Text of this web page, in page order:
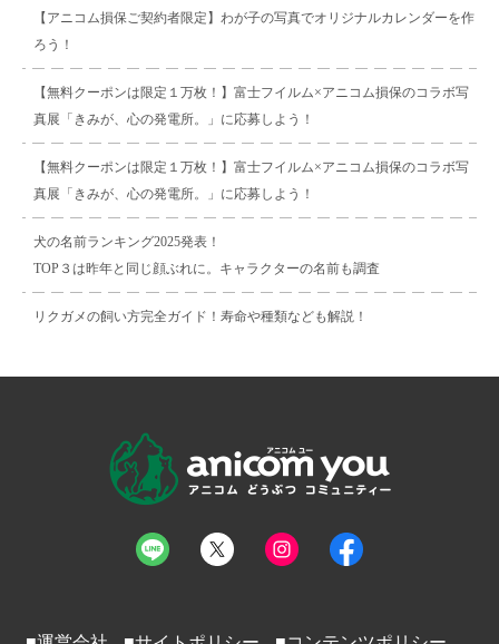
【アニコム損保ご契約者限定】わが子の写真でオリジナルカレンダーを作
ろう！
【無料クーポンは限定１万枚！】富士フイルム×アニコム損保のコラボ写
真展「きみが、心の発電所。」に応募しよう！
【無料クーポンは限定１万枚！】富士フイルム×アニコム損保のコラボ写
真展「きみが、心の発電所。」に応募しよう！
犬の名前ランキング2025発表！
TOP３は昨年と同じ顔ぶれに。キャラクターの名前も調査
リクガメの飼い方完全ガイド！寿命や種類なども解説！